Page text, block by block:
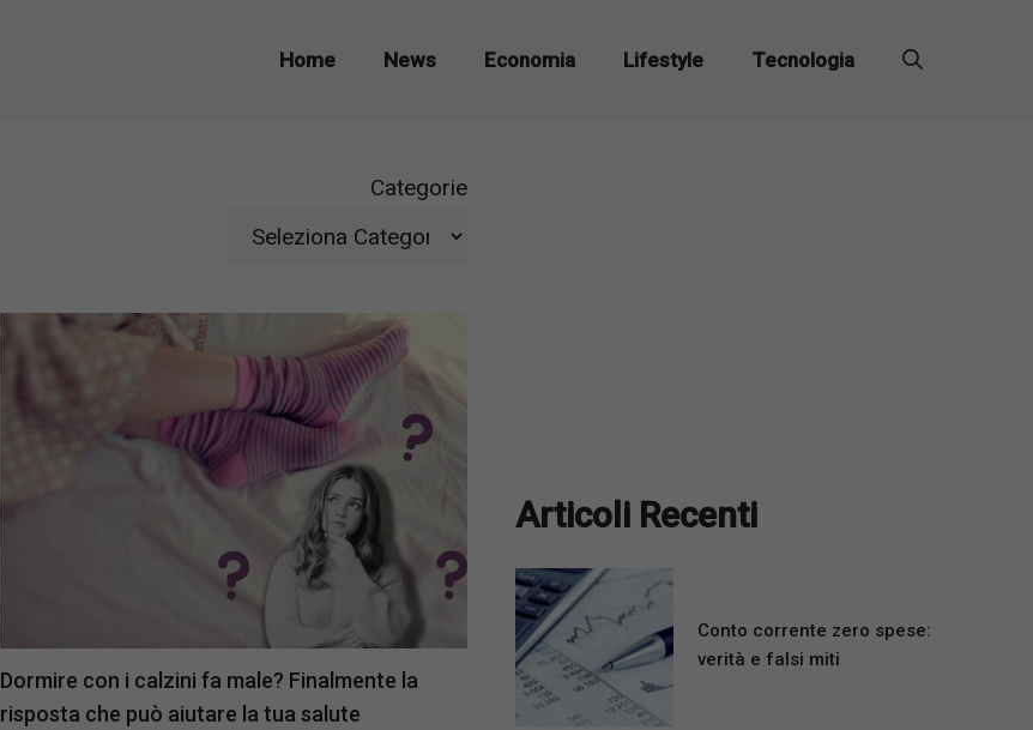
Home News Economia Lifestyle Tecnologia
Categorie
Dormire con i calzini fa male? Finalmente la
risposta che può aiutare la tua salute
Articoli Recenti
Conto corrente zero spese:
verità e falsi miti